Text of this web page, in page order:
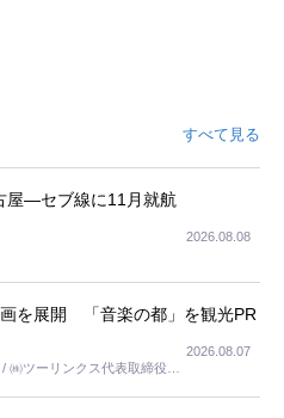
すべて見る
屋―セブ線に11月就航
2026.08.08
を展開 「音楽の都」を観光PR
㈱ツーリンクス代表取締役社
2026.08.07